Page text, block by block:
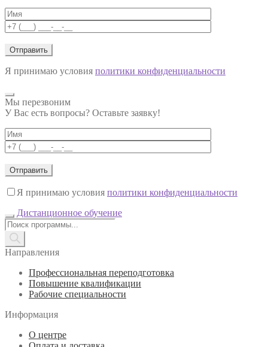
Я принимаю условия политики конфиденциальности
Мы перезвоним
У Вас есть вопросы? Оставьте заявку!
Я принимаю условия политики конфиденциальности
Дистанционное обучение
Поиск
товаров
Направления
Профессиональная переподготовка
Повышение квалификации
Рабочие специальности
Информация
О центре